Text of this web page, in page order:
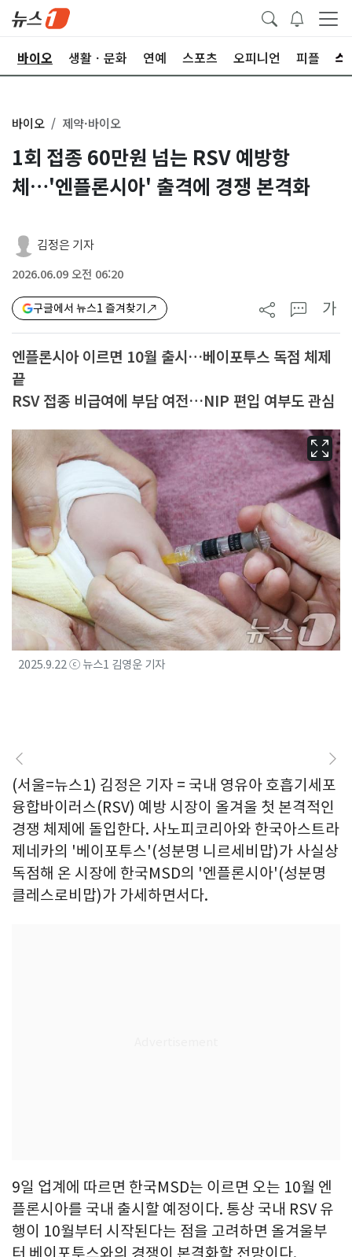
바이오 생활ㆍ문화 연예 스포츠 오피니언 피플
바이오 제약·바이오
1회 접종 60만원 넘는 RSV 예방항
체…'엔플론시아' 출격에 경쟁 본격화
김정은 기자
2026.06.09 오전 06:20
구글에서 뉴스1 즐겨찾기 가
엔플론시아 이르면 10월 출시…베이포투스 독점 체제
끝
RSV 접종 비급여에 부담 여전…NIP 편입 여부도 관심
2025.9.22 ⓒ 뉴스1 김영운 기자
(서울=뉴스1) 김정은 기자 = 국내 영유아 호흡기세포
융합바이러스(RSV) 예방 시장이 올겨울 첫 본격적인
경쟁 체제에 돌입한다. 사노피코리아와 한국아스트라
제네카의 '베이포투스'(성분명 니르세비맙)가 사실상
독점해 온 시장에 한국MSD의 '엔플론시아'(성분명
클레스로비맙)가 가세하면서다.
9일 업계에 따르면 한국MSD는 이르면 오는 10월 엔
플론시아를 국내 출시할 예정이다. 통상 국내 RSV 유
행이 10월부터 시작된다는 점을 고려하면 올겨울부